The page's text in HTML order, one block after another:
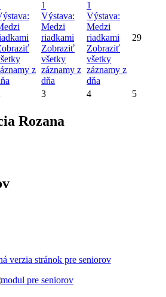
z
1
Výstava:
Medzi
riadkami
Zobraziť
všetky
záznamy z
dňa
1
Výstava:
Medzi
riadkami
Zobraziť
všetky
záznamy z
dňa
29
3 4 5
Rozana
verzia stránok pre seniorov